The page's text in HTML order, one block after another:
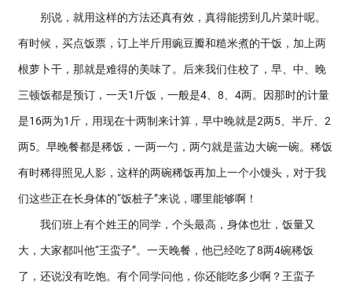
别说，就用这样的方法还真有效，真得能捞到几片菜叶呢。
有时候，买点饭票，订上半斤用豌豆瓣和糙米煮的干饭，加上两
根萝卜干，那就是难得的美味了。后来我们住校了，早、中、晚
三顿饭都是预订，一天1斤饭，一般是4、8、4两。因那时的计量
是16两为1斤，用现在十两制来计算，早中晚就是2两5、半斤、2
两5。早晚餐都是稀饭，一两一勺，两勺就是蓝边大碗一碗。稀饭
有时稀得照见人影，这样的两碗稀饭再加上一个小馒头，对于我
们这些正在长身体的“饭桩子”来说，哪里能够啊！
我们班上有个姓王的同学，个头最高，身体也壮，饭量又
大，大家都叫他“王蛮子”。一天晚餐，他已经吃了8两4碗稀饭
了，还说没有吃饱。有个同学问他，你还能吃多少啊？王蛮子